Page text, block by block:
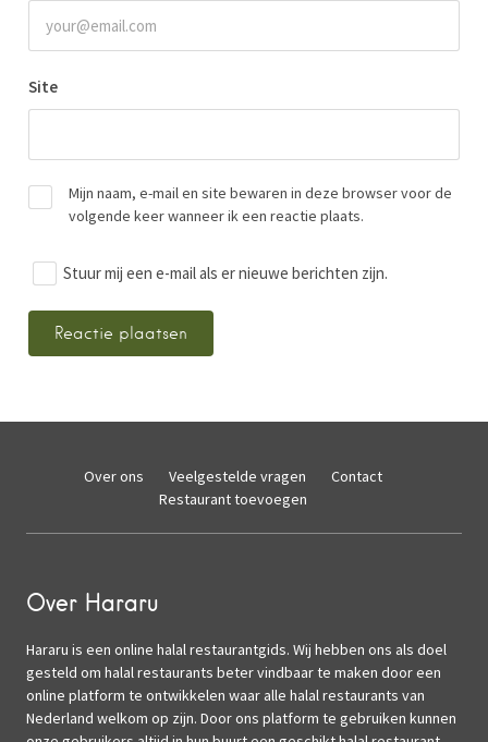
Site
Mijn naam, e-mail en site bewaren in deze browser voor de
volgende keer wanneer ik een reactie plaats.
Stuur mij een e-mail als er nieuwe berichten zijn.
Over ons Veelgestelde vragen
Contact
Restaurant toevoegen
Over Hararu
Hararu is een online halal restaurantgids. Wij hebben ons als doel
gesteld om halal restaurants beter vindbaar te maken door een
online platform te ontwikkelen waar alle halal restaurants van
Nederland welkom op zijn. Door ons platform te gebruiken kunnen